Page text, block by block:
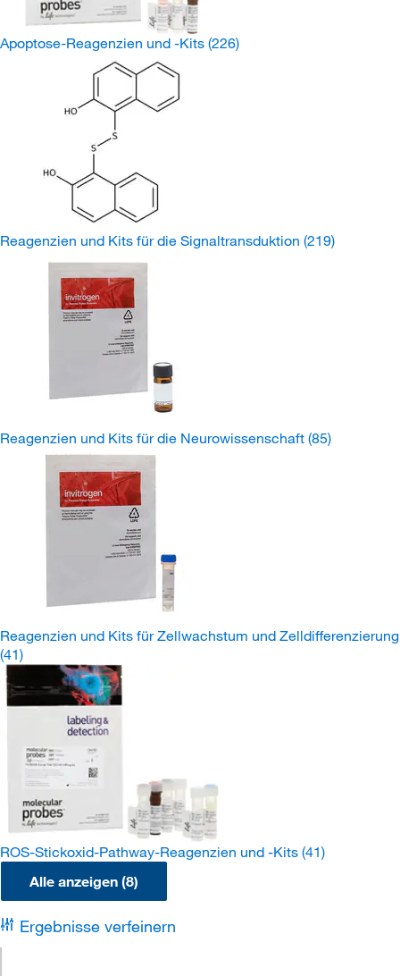
Apoptose-Reagenzien und -Kits (226)
Reagenzien und Kits für die Signaltransduktion (219)
Reagenzien und Kits für die Neurowissenschaft (85)
Reagenzien und Kits für Zellwachstum und Zelldifferenzierung
(41)
ROS-Stickoxid-Pathway-Reagenzien und -Kits (41)
Alle anzeigen (8)
Ergebnisse verfeinern